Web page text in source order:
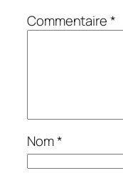
Commentaire*
Nom*